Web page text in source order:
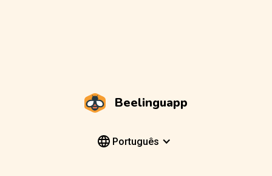
Beelinguapp
Português